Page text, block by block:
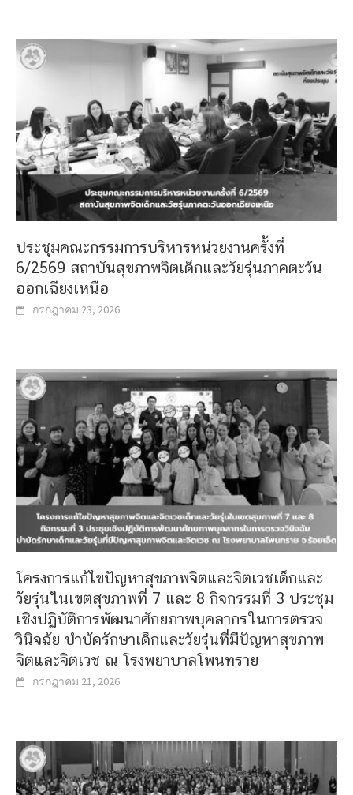
ประชุมคณะกรรมการบริหารหน่วยงานครั้งที่
6/2569 สถาบันสุขภาพจิตเด็กและวัยรุ่นภาคตะวัน
ออกเฉียงเหนือ
กรกฎาคม 23, 2026
โครงการแก้ไขปัญหาสุขภาพจิตและจิตเวชเด็กและ
วัยรุ่นในเขตสุขภาพที่ 7 และ 8 กิจกรรมที่ 3 ประชุม
เชิงปฏิบัติการพัฒนาศักยภาพบุคลากรในการตรวจ
วินิจฉัย บำบัดรักษาเด็กและวัยรุ่นที่มีปัญหาสุขภาพ
จิตและจิตเวช ณ โรงพยาบาลโพนทราย
กรกฎาคม 21, 2026